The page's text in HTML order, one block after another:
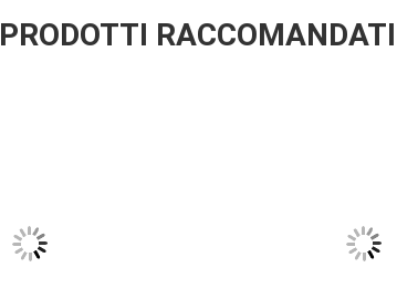
PRODOTTI RACCOMANDATI